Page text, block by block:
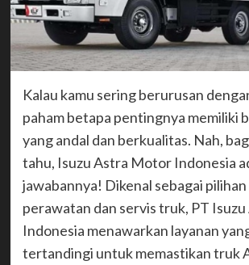
Kalau kamu sering berurusan
paham betapa pentingnya memiliki
yang andal dan berkualitas. Nah,
tahu, Isuzu Astra Motor Indonesia
jawabannya! Dikenal sebagai
perawatan dan servis truk, PT
Indonesia menawarkan layanan
tertandingi untuk memastikan truk